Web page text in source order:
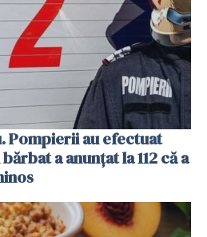
Pompierii au efectuat
a anunțat la 112 că a